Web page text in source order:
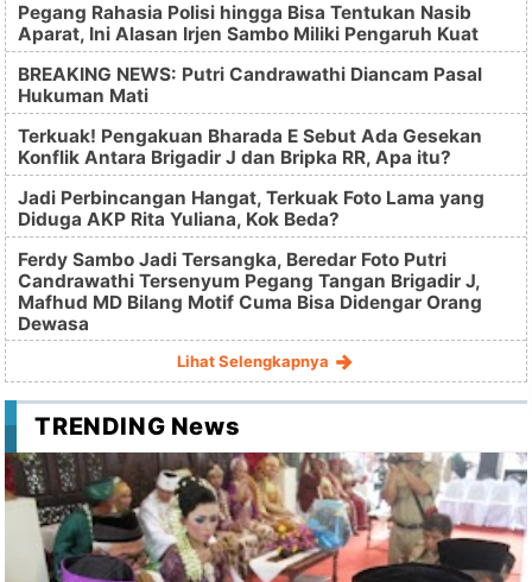
Pegang Rahasia Polisi hingga Bisa Tentukan Nasib
Aparat, Ini Alasan Irjen Sambo Miliki Pengaruh Kuat
BREAKING NEWS: Putri Candrawathi Diancam Pasal
Hukuman Mati
Terkuak! Pengakuan Bharada E Sebut Ada Gesekan
Konflik Antara Brigadir J dan Bripka RR, Apa itu?
Jadi Perbincangan Hangat, Terkuak Foto Lama yang
Diduga AKP Rita Yuliana, Kok Beda?
Ferdy Sambo Jadi Tersangka, Beredar Foto Putri
Candrawathi Tersenyum Pegang Tangan Brigadir J,
Mafhud MD Bilang Motif Cuma Bisa Didengar Orang
Dewasa
Lihat Selengkapnya
TRENDING News